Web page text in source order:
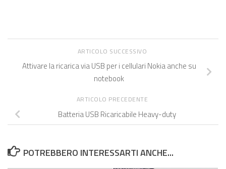
ARTICOLO SUCCESSIVO
Attivare la ricarica via USB per i cellulari Nokia anche su
notebook
ARTICOLO PRECEDENTE
Batteria USB Ricaricabile Heavy-duty
POTREBBERO INTERESSARTI ANCHE...